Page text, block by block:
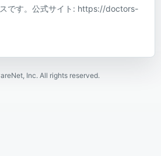
です。公式サイト: https://doctors-
Inc. All rights reserved.